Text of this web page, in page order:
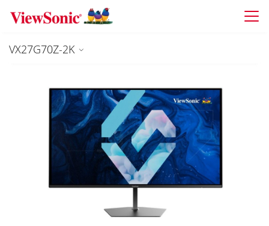
Skip to main content
VX27G70Z-2K